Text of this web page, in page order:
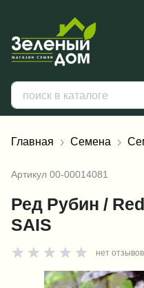
Главная Семена
Артикул 00-00014081
Ред Рубин /
SAIS
нет отзывов